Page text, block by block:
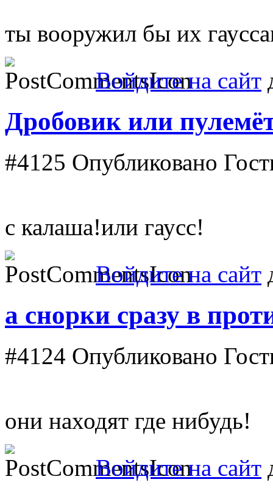
ты вооружил бы их
Войдите на сайт
Дробовик или
#4125 Опубликовано
с калаша!или гаусс!
Войдите на сайт
а снорки сразу в
#4124 Опубликовано
они находят где нибудь!
Войдите на сайт